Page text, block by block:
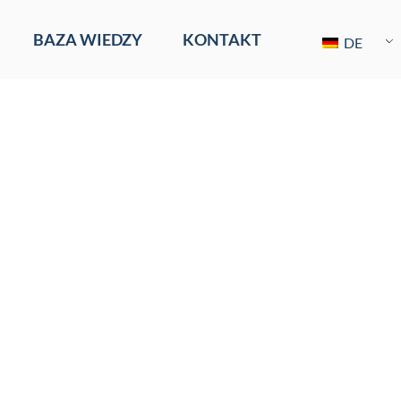
BAZA WIEDZY KONTAKT DE